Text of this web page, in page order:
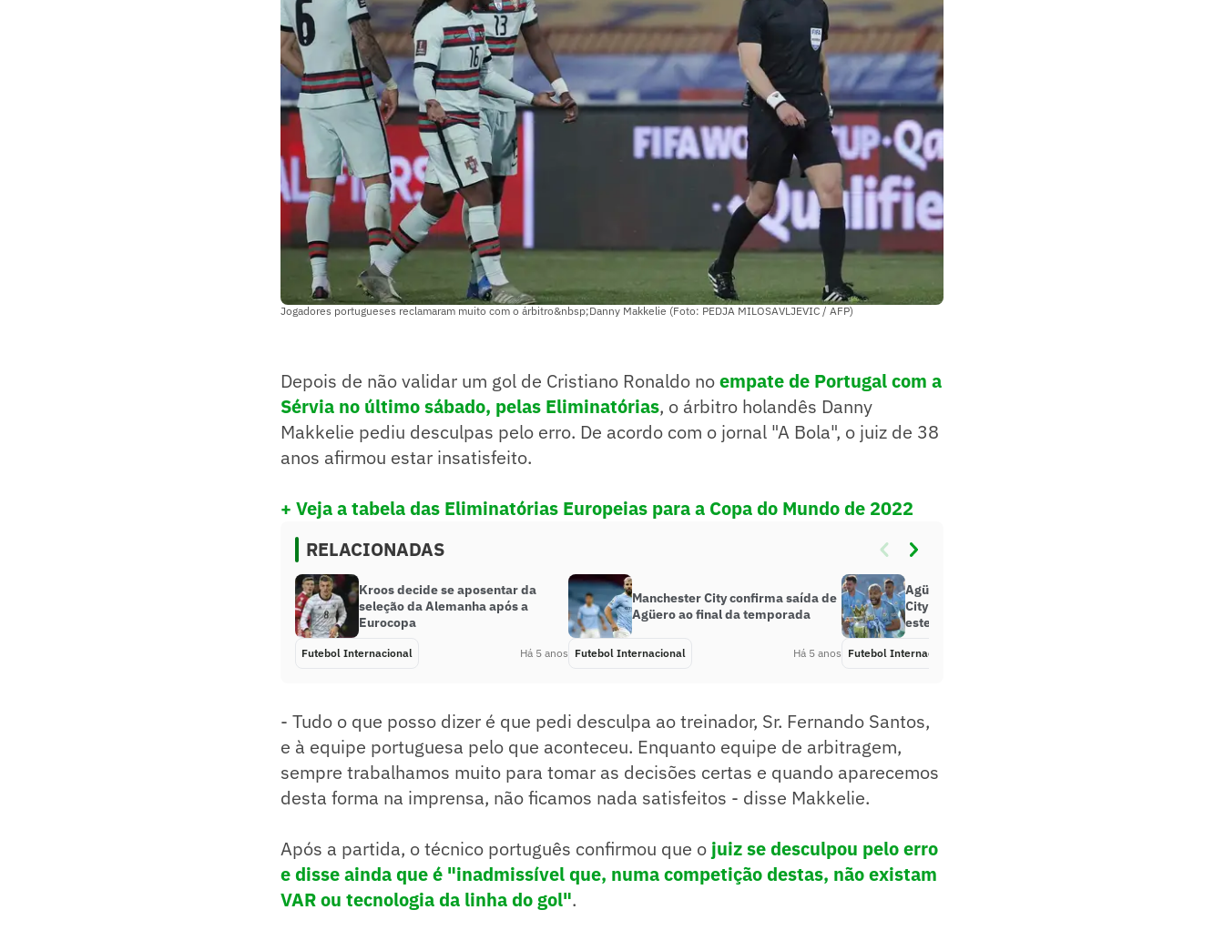
Jogadores portugueses reclamaram muito com o árbitro&nbsp;Danny Makkelie (Foto: PEDJA MILOSAVLJEVIC / AFP)
Depois de não validar um gol de Cristiano Ronaldo noempate de Portugal com a
Sérvia no último sábado, pelas Eliminatórias, o árbitro holandês Danny
Makkelie pediu desculpas pelo erro. De acordo com o jornal "A Bola", o juiz de 38
anos afirmou estar insatisfeito.
+ Veja a tabela das Eliminatórias Europeias para a Copa do Mundo de 2022
RELACIONADAS
Kroos decide se aposentar da
seleção da Alemanha após a
Eurocopa
Futebol Internacional Há 5 anos
Manchester City confirma saída de
Agüero ao final da temporada
Futebol Internacional Há 5 anos
Agüero se despede do Manchester
City: ‘Satisfação e orgulho por
estes dez anos’
Futebol Internacional
- Tudo o que posso dizer é que pedi desculpa ao treinador, Sr. Fernando Santos,
e à equipe portuguesa pelo que aconteceu. Enquanto equipe de arbitragem,
sempre trabalhamos muito para tomar as decisões certas e quando aparecemos
desta forma na imprensa, não ficamos nada satisfeitos - disse Makkelie.
Após a partida, o técnico português confirmou que o juiz se desculpou pelo erro
e disse ainda que é "inadmissível que, numa competição destas, não existam
VAR ou tecnologia da linha do gol".